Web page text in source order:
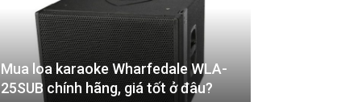
Mua loa karaoke Wharfedale WLA-
25SUB chính hãng, giá tốt ở đâu?